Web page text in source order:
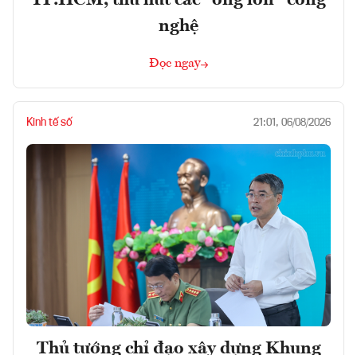
nghệ
Đọc ngay
Kinh tế số 21:01, 06/08/2026
Thủ tướng chỉ đạo xây dựng Khung